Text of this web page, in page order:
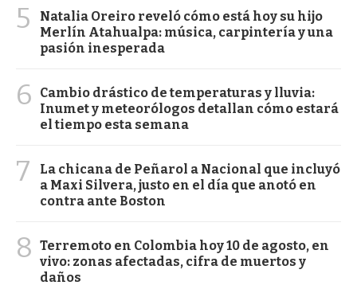
5
Natalia Oreiro reveló cómo está hoy su hijo
Merlín Atahualpa: música, carpintería y una
pasión inesperada
6
Cambio drástico de temperaturas y lluvia:
Inumet y meteorólogos detallan cómo estará
el tiempo esta semana
7
La chicana de Peñarol a Nacional que incluyó
a Maxi Silvera, justo en el día que anotó en
contra ante Boston
8 Terremoto en Colombia hoy 10 de agosto, en
vivo: zonas afectadas, cifra de muertos y
daños